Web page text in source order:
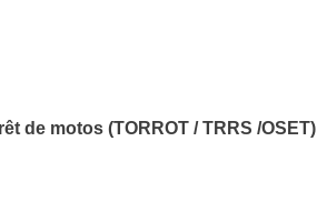
de motos (TORROT / TRRS /OSET)